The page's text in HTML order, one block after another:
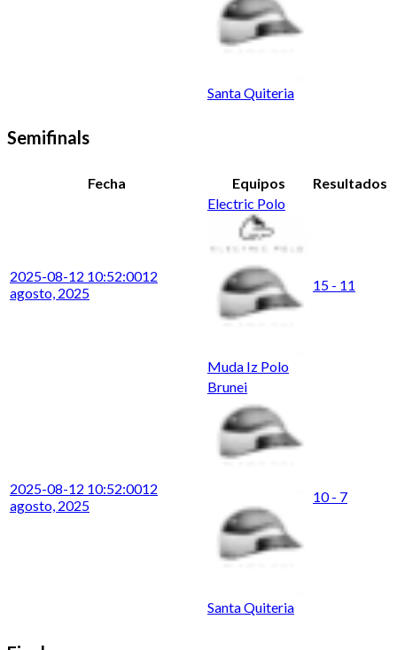
Santa Quiteria
Semifinals
Fecha Equipos Resultados
2025-08-12 10:52:0012
agosto, 2025
Electric Polo
Muda Iz Polo
15 - 11
2025-08-12 10:52:0012
agosto, 2025
Brunei
Santa Quiteria
10 - 7